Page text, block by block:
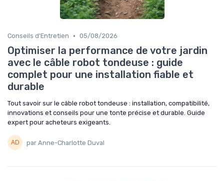
Conseils d'Entretien • 05/08/2026
Optimiser la performance de votre jardin
avec le câble robot tondeuse : guide
complet pour une installation fiable et
durable
Tout savoir sur le câble robot tondeuse : installation, compatibilité,
innovations et conseils pour une tonte précise et durable. Guide
expert pour acheteurs exigeants.
par Anne-Charlotte Duval